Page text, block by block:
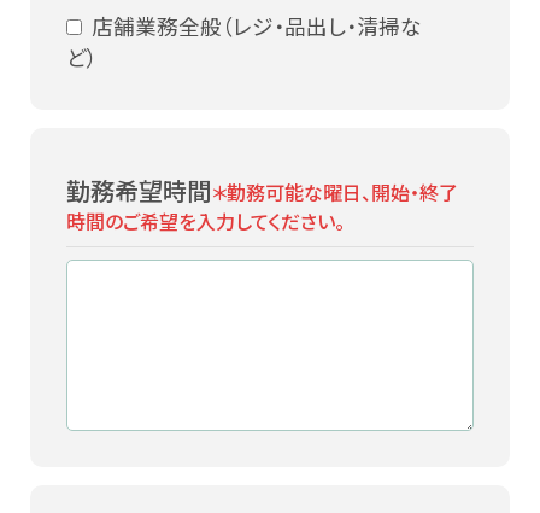
はたらく人の身だしなみルール
店舗業務全般（レジ・品出し・清掃な
ど）
勤務希望時間＊勤務可能な曜日、開始・終了
時間のご希望を入力してください。